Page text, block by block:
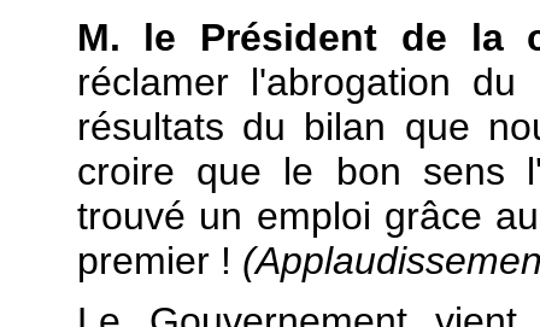
M. le Président de la
réclamer l'abrogation
résultats du bilan que
croire que le bon sens
trouvé un emploi grâce
premier !